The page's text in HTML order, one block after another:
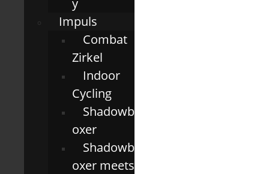
Impuls
Combat
Zirkel
Indoor
Cycling
Shadowb
oxer
Shadowb
oxer meets